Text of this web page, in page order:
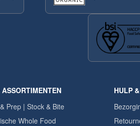
Prep | Stock & Bite
Whole Food
HULP